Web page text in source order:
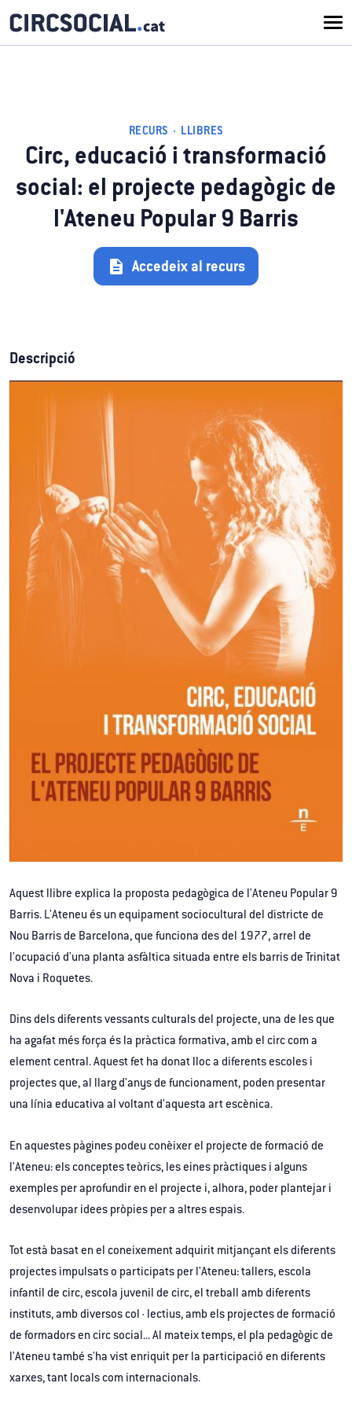
RECURS · LLIBRES
Circ, educació i transformació
social: el projecte pedagògic de
l'Ateneu Popular 9 Barris
description Accedeix al recurs
Descripció
Aquest llibre explica la proposta pedagògica de l'Ateneu Popular 9
Barris. L'Ateneu és un equipament sociocultural del districte de
Nou Barris de Barcelona, que funciona des del 1977, arrel de
l'ocupació d'una planta asfàltica situada entre els barris de Trinitat
Nova i Roquetes.
Dins dels diferents vessants culturals del projecte, una de les que
ha agafat més força és la pràctica formativa, amb el circ com a
element central. Aquest fet ha donat lloc a diferents escoles i
projectes que, al llarg d'anys de funcionament, poden presentar
una línia educativa al voltant d'aquesta art escènica.
En aquestes pàgines podeu conèixer el projecte de formació de
l'Ateneu: els conceptes teòrics, les eines pràctiques i alguns
exemples per aprofundir en el projecte i, alhora, poder plantejar i
desenvolupar idees pròpies per a altres espais.
Tot està basat en el coneixement adquirit mitjançant els diferents
projectes impulsats o participats per l'Ateneu: tallers, escola
infantil de circ, escola juvenil de circ, el treball amb diferents
instituts, amb diversos col·lectius, amb els projectes de formació
de formadors en circ social... Al mateix temps, el pla pedagògic de
l'Ateneu també s'ha vist enriquit per la participació en diferents
xarxes, tant locals com internacionals.